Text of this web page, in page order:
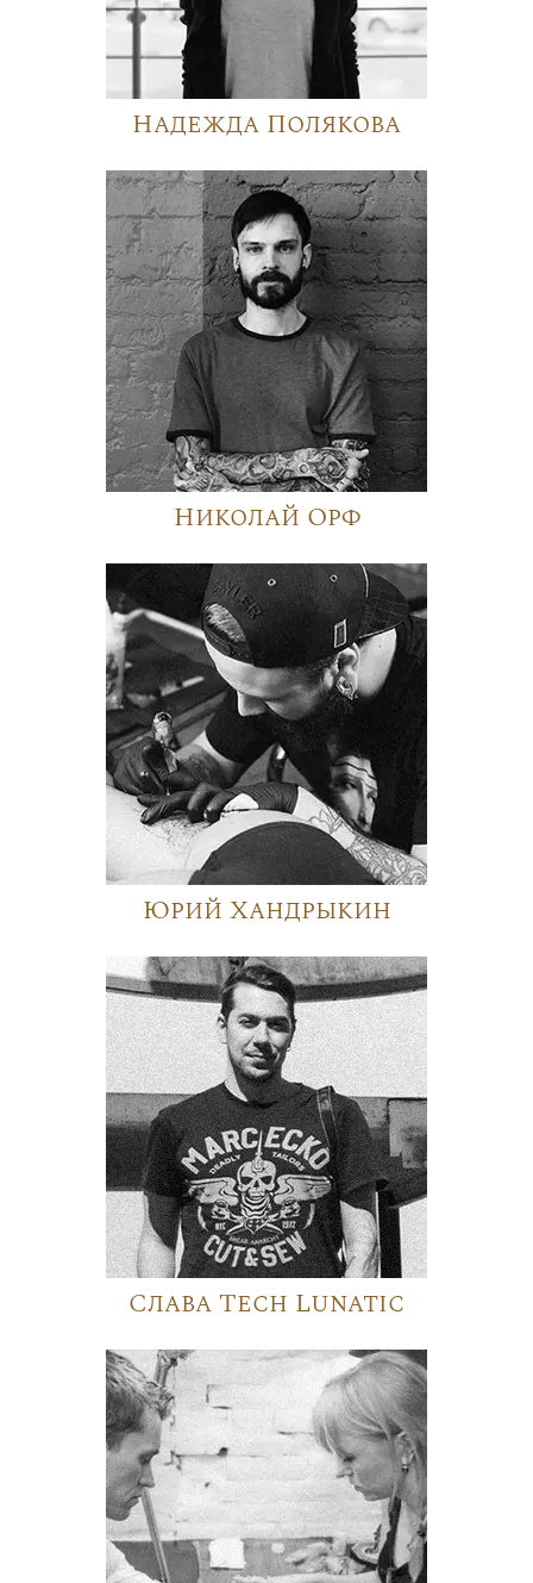
Надежда Полякова
Николай Орф
Юрий Хандрыкин
Слава Tech Lunatic